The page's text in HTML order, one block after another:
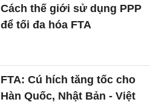
Cách thế giới sử dụng PPP
để tối đa hóa FTA
FTA: Cú hích tăng tốc cho
Hàn Quốc, Nhật Bản - Việt